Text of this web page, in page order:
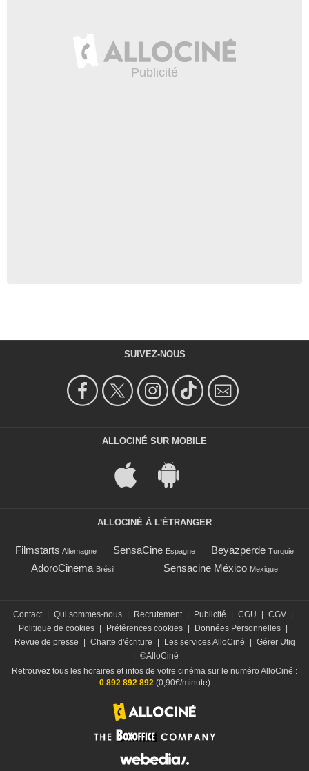
SUIVEZ-NOUS
ALLOCINÉ SUR MOBILE
ALLOCINÉ À L'ÉTRANGER
Filmstarts Allemagne SensaCine Espagne Beyazperde Turquie
AdoroCinema Brésil Sensacine México Mexique
Contact Qui sommes-nous Recrutement Publicité CGU CGV
Politique de cookies
Préférences cookies Données Personnelles
Revue de presse
Charte d'écriture Les services AlloCiné
Gérer Utiq
©AlloCiné
Retrouvez tous les horaires et infos de votre cinéma sur le numéro AlloCiné :
0 892 892 892(0,90€/minute)